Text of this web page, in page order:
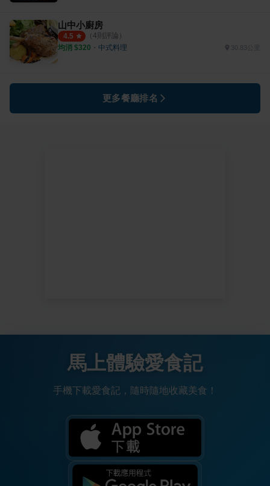
山中小廚房
4.5 （ 4則評論）
均消 $320 ・ 中式料理
更多餐廳排名
馬上體驗愛食記
手機下載愛食記，隨時隨地收藏美食！